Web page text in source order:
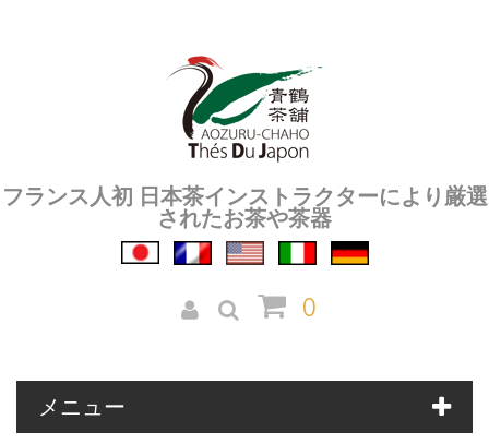
フランス人初 日本茶インストラクターにより厳選
されたお茶や茶器
0
メニュー